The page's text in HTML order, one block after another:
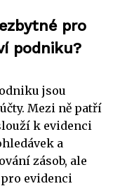
pro
podniku?
jsou
Mezi ně patří
k evidenci
a
zásob, ale
evidenci